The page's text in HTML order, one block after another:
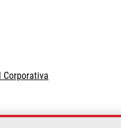
Corporativa
new